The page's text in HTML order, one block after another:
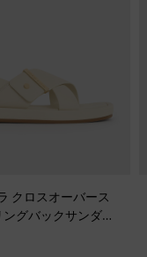
クロスオーバース
ングバックサンダル